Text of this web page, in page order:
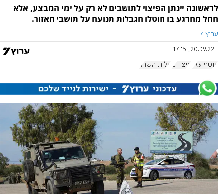
לראשונה יינתן הפיצוי לתושבים לא רק על ימי המבצע, אלא
החל מהרגע בו הוטלו הגבלות תנועה על תושבי האזור.
ערוץ 7
20.09.22, 17:15
עוטף עזה פיצויים עלות השחר